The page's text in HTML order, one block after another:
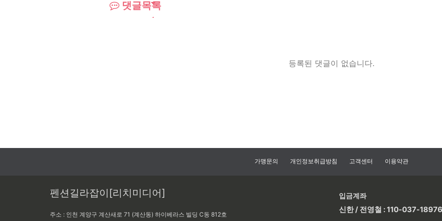
댓글목록
등록된 댓글이 없습니다.
가맹문의 개인정보취급방침 고객센터 이용약관
펜션길라잡이[리치미디어]
주소 : 인천 계양구 계산새로 71 (계산동) 하이베라스 빌딩 C동 812호
입금계좌
신한 / 전영철 : 110-037-